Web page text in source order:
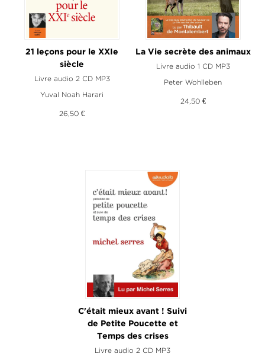
21 leçons pour le XXIe
siècle
Livre audio 2 CD MP3
Yuval Noah Harari
26,50 €
La Vie secrète des animaux
Livre audio 1 CD MP3
Peter Wohlleben
24,50 €
C'était mieux avant ! Suivi
de Petite Poucette et
Temps des crises
Livre audio 2 CD MP3